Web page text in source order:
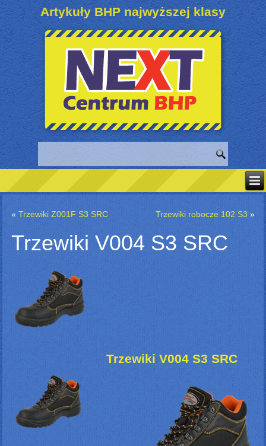
Artykuły BHP najwyższej klasy
«Trzewiki Z001F S3 SRC Trzewiki robocze 102 S3 »
Trzewiki V004 S3 SRC
Trzewiki V004 S3 SRC